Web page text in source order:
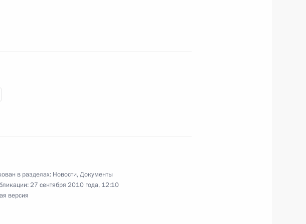
Банго
в разделах: Новости,Документы
27 сентября 2010 года, 12:10
версия